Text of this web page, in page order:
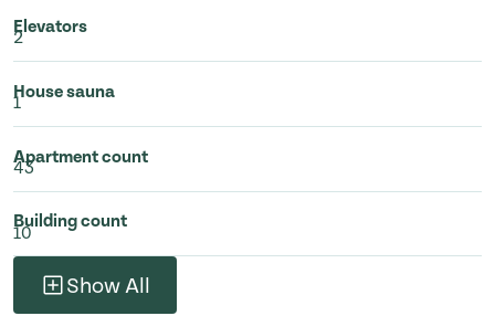
Elevators
2
House sauna
1
Apartment count
43
Building count
10
Show All